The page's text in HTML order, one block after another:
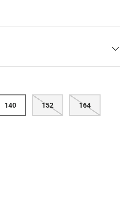
140 152 164